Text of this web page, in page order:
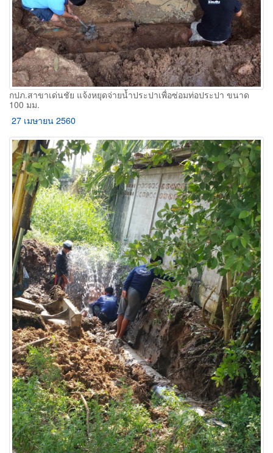
กปภ.สาขาเด่นชัย แจ้งหยุดจ่ายน้ำประปาเพื่อซ่อมท่อประปา ขนาด
100 มม.
27 เมษายน 2560